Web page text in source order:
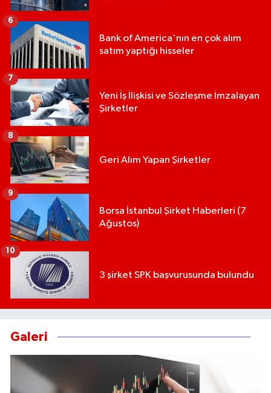
Bank of America'nın en çok alım
satım yaptığı hisseler
6
Yeni İş İlişkisi ve Sözleşme İmzalayan
Şirketler
7
Geri Alım Yapan Şirketler
8
Borsa İstanbul Şirket Haberleri (7
Ağustos)
9
3 şirket SPK başvurusunda bulundu
10
Galeri